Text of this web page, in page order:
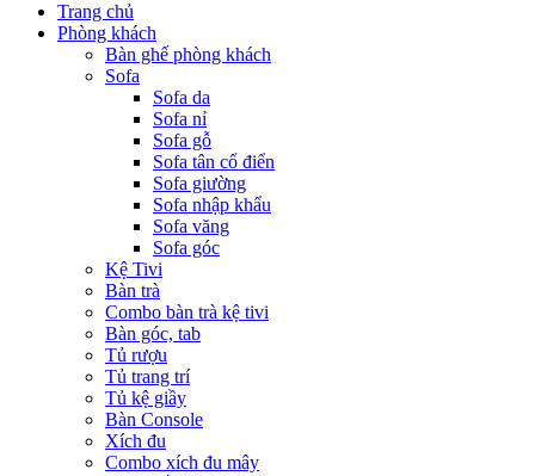
Trang chủ
Phòng khách
Bàn ghế phòng khách
Sofa
Sofa da
Sofa nỉ
Sofa gỗ
Sofa tân cổ điển
Sofa giường
Sofa nhập khẩu
Sofa văng
Sofa góc
Kệ Tivi
Bàn trà
Combo bàn trà kệ tivi
Bàn góc, tab
Tủ rượu
Tủ trang trí
Tủ kệ giầy
Bàn Console
Xích đu
Combo xích đu mây